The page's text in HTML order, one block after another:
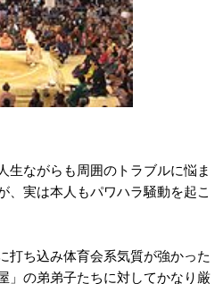
生ながらも周囲のトラブルに悩ま
、実は本人もパワハラ騒動を起こ
打ち込み体育会系気質が強かった
」の弟弟子たちに対してかなり厳